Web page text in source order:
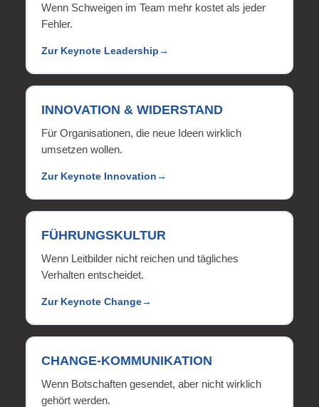
Wenn Schweigen im Team mehr kostet als jeder
Fehler.
Zur Keynote Leadership
INNOVATION & WIDERSTAND
Für Organisationen, die neue Ideen wirklich
umsetzen wollen.
Zur Keynote Innovation
FÜHRUNGSKULTUR
Wenn Leitbilder nicht reichen und tägliches
Verhalten entscheidet.
Zur Keynote Change
CHANGE-KOMMUNIKATION
Wenn Botschaften gesendet, aber nicht wirklich
gehört werden.